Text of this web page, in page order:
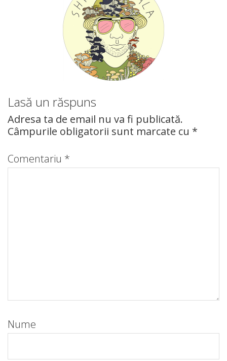
Lasă un răspuns
Adresa ta de email nu va fi publicată.
Câmpurile obligatorii sunt marcate cu *
Comentariu *
Nume